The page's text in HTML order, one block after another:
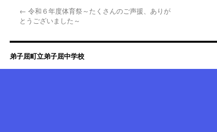
← 令和６年度体育祭～たくさんのご声援、ありが
とうございました～
弟子屈町立弟子屈中学校